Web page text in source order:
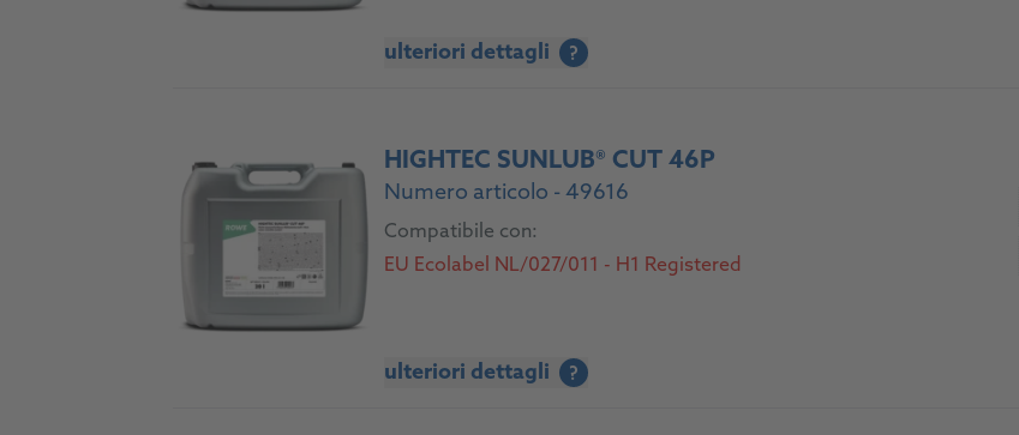
ulteriori dettagli ?
HIGHTEC SUNLUB® CUT 46P
Numero articolo - 49616
Compatibile con:
EU Ecolabel NL/027/011 - H1 Registered
ulteriori dettagli ?